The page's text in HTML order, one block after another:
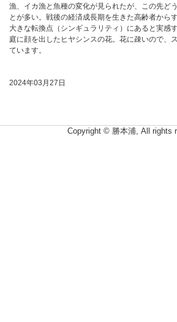
漁、イカ漁と魚種の変化が見られたが、この先ど
とが多い。戦後の経済成長期を生きた高齢者から
大きな転換点（シンギュラリティ）にあると実感
庭に顔を出したヒヤシンスの花。花に疎いので、
ています。
2024年03月27日
Copyright © 勝本浦, All rights